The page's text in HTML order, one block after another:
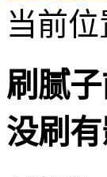
当前位
刷腻
没刷有